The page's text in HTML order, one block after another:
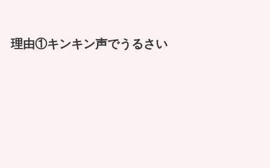
理由①キンキン声でうるさい